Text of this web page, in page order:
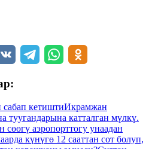
кетиштиИкрамжан
туугандарына катталган мүлкү.
аэропорттогу унаадан
күнүгө 12 сааттан сот болуп,